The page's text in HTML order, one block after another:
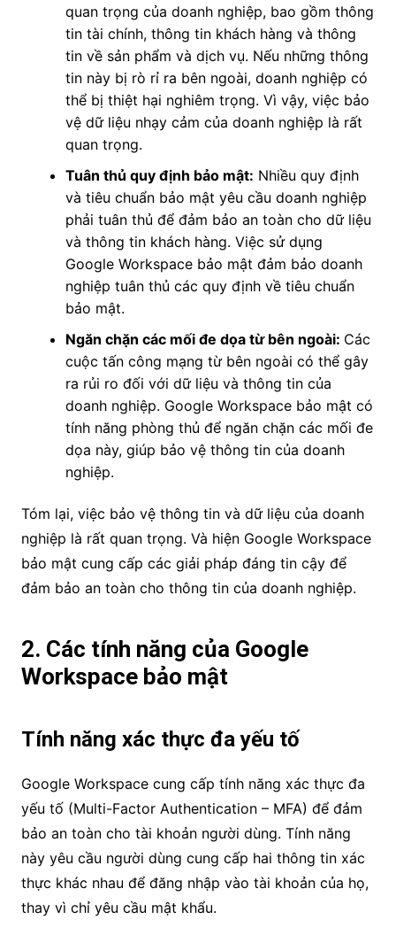
quan trọng của doanh nghiệp, bao gồm thông
tin tài chính, thông tin khách hàng và thông
tin về sản phẩm và dịch vụ. Nếu những thông
tin này bị rò rỉ ra bên ngoài, doanh nghiệp có
thể bị thiệt hại nghiêm trọng. Vì vậy, việc bảo
vệ dữ liệu nhạy cảm của doanh nghiệp là rất
quan trọng.
Tuân thủ quy định bảo mật: Nhiều quy định
và tiêu chuẩn bảo mật yêu cầu doanh nghiệp
phải tuân thủ để đảm bảo an toàn cho dữ liệu
và thông tin khách hàng. Việc sử dụng
Google Workspace bảo mật đảm bảo doanh
nghiệp tuân thủ các quy định về tiêu chuẩn
bảo mật.
Ngăn chặn các mối đe dọa từ bên ngoài: Các
cuộc tấn công mạng từ bên ngoài có thể gây
ra rủi ro đối với dữ liệu và thông tin của
doanh nghiệp. Google Workspace bảo mật có
tính năng phòng thủ để ngăn chặn các mối đe
dọa này, giúp bảo vệ thông tin của doanh
nghiệp.
Tóm lại, việc bảo vệ thông tin và dữ liệu của doanh
nghiệp là rất quan trọng. Và hiện Google Workspace
bảo mật cung cấp các giải pháp đáng tin cậy để
đảm bảo an toàn cho thông tin của doanh nghiệp.
2. Các tính năng của Google
Workspace bảo mật
Tính năng xác thực đa yếu tố
Google Workspace cung cấp tính năng xác thực đa
yếu tố (Multi-Factor Authentication – MFA) để đảm
bảo an toàn cho tài khoản người dùng. Tính năng
này yêu cầu người dùng cung cấp hai thông tin xác
thực khác nhau để đăng nhập vào tài khoản của họ,
thay vì chỉ yêu cầu mật khẩu.